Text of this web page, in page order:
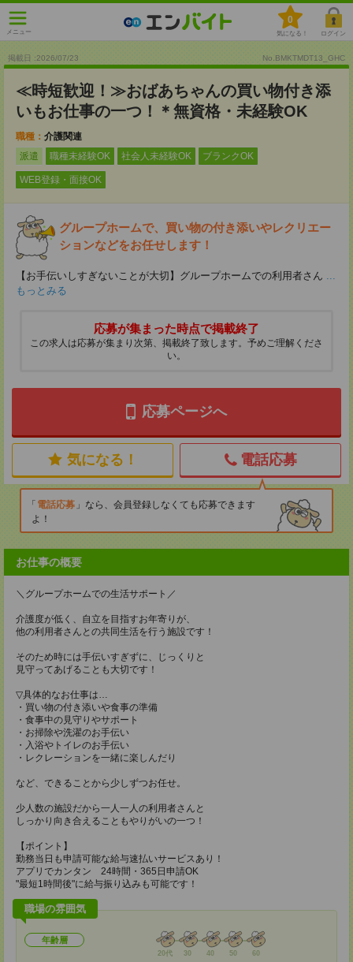
メニュー
0
気になる！ ログイン
掲載日 :2026/07/23 No.BMKTMDT13_GHC
≪時短歓迎！≫おばあちゃんの買い物付き添
いもお仕事の一つ！＊無資格・未経験OK
職種： 介護関連
派遣
職種未経験OK 社会人未経験OK ブランクOK
WEB登録・面接OK
グループホームで、買い物の付き添いやレクリエー
ションなどをお任せします！
【お手伝いしすぎないことが大切】グループホームでの利用者さん ...
もっとみる
応募が集まった時点で掲載終了
この求人は応募が集まり次第、掲載終了致します。予めご理解くださ
い。
応募ページへ
気になる！ 電話応募
電話応募
なら、会員登録しなくても応募できます
よ！
お仕事の概要
＼グループホームでの生活サポート／
介護度が低く、自立を目指すお年寄りが、
他の利用者さんとの共同生活を行う施設です！
そのため時には手伝いすぎずに、じっくりと
見守ってあげることも大切です！
▽具体的なお仕事は…
・買い物の付き添いや食事の準備
・食事中の見守りやサポート
・お掃除や洗濯のお手伝い
・入浴やトイレのお手伝い
・レクレーションを一緒に楽しんだり
など、できることから少しずつお任せ。
少人数の施設だから一人一人の利用者さんと
しっかり向き合えることもやりがいの一つ！
【ポイント】
勤務当日も申請可能な給与速払いサービスあり！
アプリでカンタン 24時間・365日申請OK
"最短1時間後"に給与振り込みも可能です！
職場の雰囲気
年齢層
20代 30 40 50 60